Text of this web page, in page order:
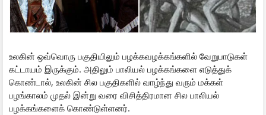
உலகின் ஒவ்வொரு பகுதியிலும் பழக்கவழக்கங்களில் வேறுபாடுகள்
கட்டாயம் இருக்கும். அதிலும் பாலியல் பழக்கங்களை எடுத்துக்
கொண்டால், உலகின் சில பகுதிகளில் வாழ்ந்து வரும் மக்கள்
பழங்காலம் முதல் இன்று வரை விசித்திரமான சில பாலியல்
பழக்கங்களைக் கொண்டுள்ளனர்.